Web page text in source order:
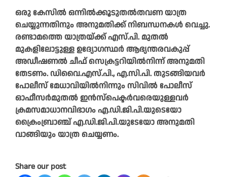
ഒരു കേസിൽ ഒന്നിൽക്കൂടുതൽതവണ യാത്ര
ചെയ്യുന്നതിനും അനുമതിക്ക് നിബന്ധനകൾ വെച്ചു.
രണ്ടാമത്തെ യാത്രയ്ക്ക് എസ്.പി. മുതൽ
മുകളിലോട്ടുള്ള ഉദ്യോഗസ്ഥർ ആഭ്യന്തരവകുപ്പ്
അഡീഷണൽ ചീഫ് സെക്രട്ടറിയിൽനിന്ന് അനുമതി
തേടണം. ഡിവൈ.എസ്.പി., എ.സി.പി. തുടങ്ങിയവർ
പോലീസ് മേധാവിയിൽനിന്നും സിവിൽ പോലീസ്
ഓഫീസർമുതൽ ഇൻസ്പെക്ടർവരെയുള്ളവർ
ക്രമസമാധാനവിഭാഗം എ.ഡി.ജി.പി.യുടെയോ
ക്രൈംബ്രാഞ്ച് എ.ഡി.ജി.പി.യുടേയോ അനുമതി
വാങ്ങിയും യാത്ര ചെയ്യണം.
Share our post